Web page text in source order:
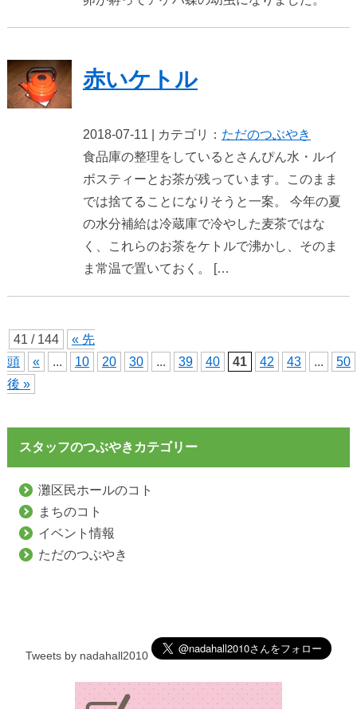
赤いケトル
2018-07-11 | カテゴリ： ただのつぶやき
食品庫の整理をしているとさんぴん水・ルイ
ボスティーとお茶が残っています。このまま
では捨てることになりそうと一案。 今年の夏
の水分補給は冷蔵庫で冷やした麦茶ではな
く、これらのお茶をケトルで沸かし、そのま
ま常温で置いておく。 […
41 / 144
« 先
頭
« ... 10 20 30 ... 39 40 41 42 43 ...
50
後 »
スタッフのつぶやきカテゴリー
灘区民ホールのコト
まちのコト
イベント情報
ただのつぶやき
Tweets by nadahall2010